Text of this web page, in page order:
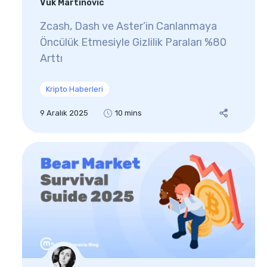
Vuk Martinovic
Zcash, Dash ve Aster’in Canlanmaya
Öncülük Etmesiyle Gizlilik Paraları %80
Arttı
Kripto Haberleri
9 Aralık 2025 10 mins